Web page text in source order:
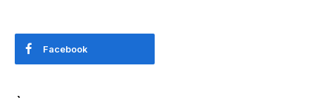
Facebook